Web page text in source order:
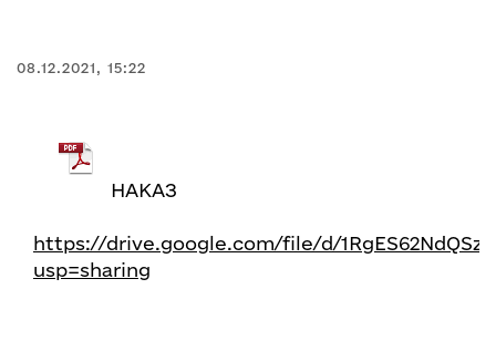
08.12.2021, 15:22
НАКАЗ
https://drive.google.com/file/d/
usp=sharing